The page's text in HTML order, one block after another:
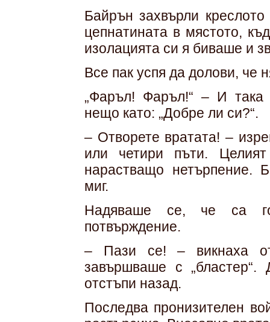
Байрън захвърли
цепнатината в мястото,
изо­лацията си я биваше и
Все пак успя да долови, че
„Фаръл! Фаръл!“ – И така
нещо като: „Добре ли си?“.
– Отворете вратата! –
или четири пъти.
нарастващо нетърпение.
миг.
Надяваше се, че са
потвърждение.
– Пази се! – викнаха
завършваше с
отстъпи назад.
Последва пронизителен